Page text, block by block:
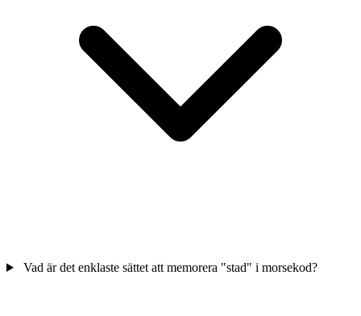
Vad är det enklaste sättet att memorera "stad" i morsekod?